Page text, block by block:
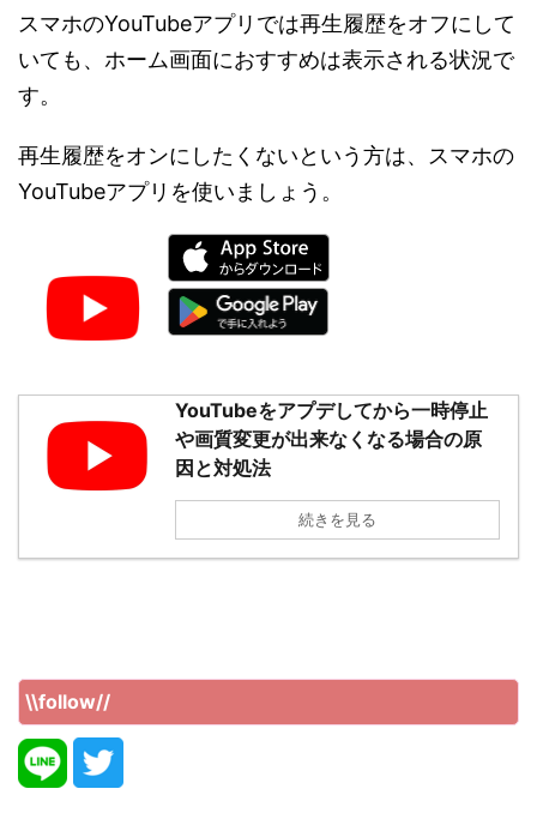
スマホのYouTubeアプリでは再生履歴をオフにして
いても、ホーム画面におすすめは表示される状況で
す。
再生履歴をオンにしたくないという方は、スマホの
YouTubeアプリを使いましょう。
YouTubeをアプデしてから一時停止
や画質変更が出来なくなる場合の原
因と対処法
続きを見る
\\follow//